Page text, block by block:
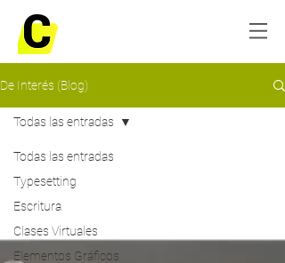
De Interés (Blog)
Todas las entradas
Typesetting
Escritura
Clases Virtuales
Elementos Gráficos
Todas las entradas